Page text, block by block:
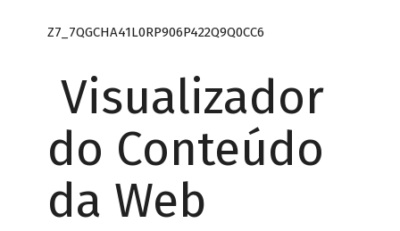
Z7_7QGCHA41L0RP906P422Q9Q0CC6
Visualizador
do Conteúdo
da Web